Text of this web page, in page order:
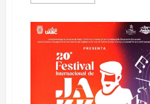
Gobierno
de
Ensenada
con
el
pago
de
finiquito
a